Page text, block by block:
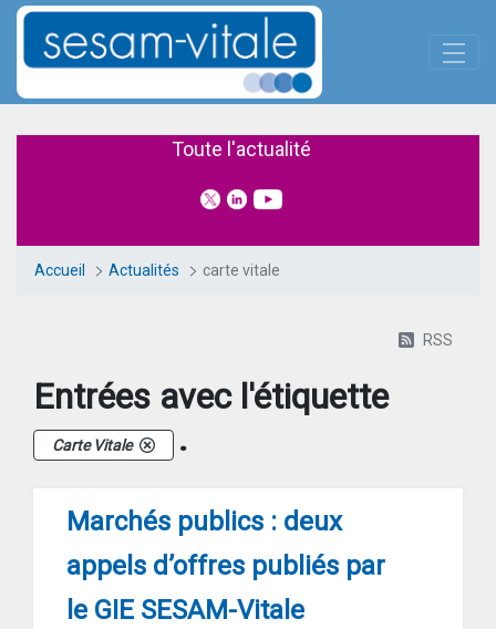
Saut au contenu principal
Toute l'actualité
Accueil Actualités carte vitale
RSS
Entrées avec l'étiquette
Carte Vitale .
Marchés publics : deux
appels d’offres publiés par
le GIE SESAM-Vitale
Panneau de gestion des cookies